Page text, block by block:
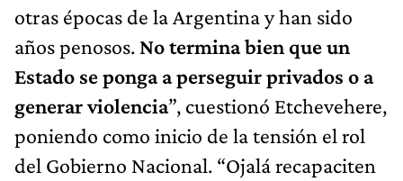
otras épocas de la Argentina y han sido
años penosos. No termina bien que un
Estado se ponga a perseguir privados o a
generar violencia”, cuestionó Etchevehere,
poniendo como inicio de la tensión el rol
del Gobierno Nacional. “Ojalá recapaciten